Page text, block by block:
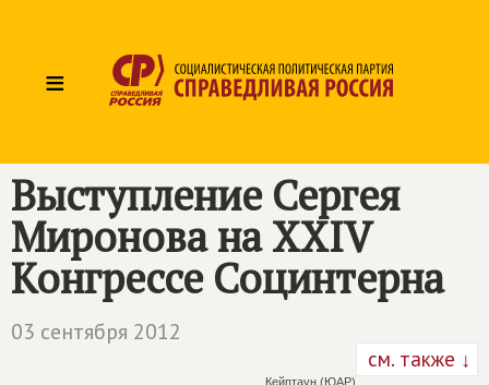
≡
Выступление Сергея
Миронова на XXIV
Конгрессе Социнтерна
03 сентября 2012
см. также ↓
Кейптаун (ЮАР)